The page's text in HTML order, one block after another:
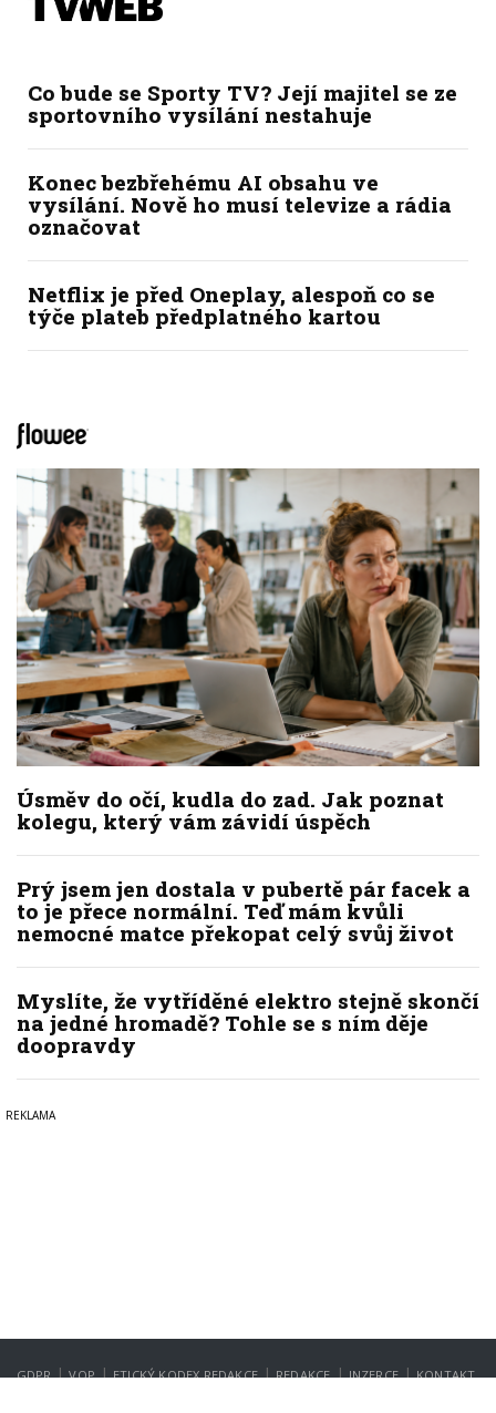
Co bude se Sporty TV? Její majitel se ze
sportovního vysílání nestahuje
Konec bezbřehému AI obsahu ve
vysílání. Nově ho musí televize a rádia
označovat
Netflix je před Oneplay, alespoň co se
týče plateb předplatného kartou
Úsměv do očí, kudla do zad. Jak poznat
kolegu, který vám závidí úspěch
Prý jsem jen dostala v pubertě pár facek a
to je přece normální. Teď mám kvůli
nemocné matce překopat celý svůj život
Myslíte, že vytříděné elektro stejně skončí
na jedné hromadě? Tohle se s ním děje
doopravdy
GDPR | VOP | ETICKÝ KODEX REDAKCE | REDAKCE | INZERCE | KONTAKT